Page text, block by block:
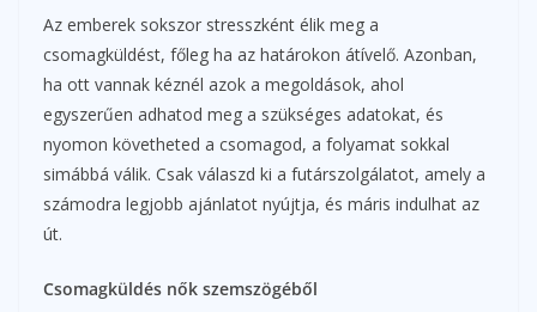
Az emberek sokszor stresszként élik meg a
csomagküldést, főleg ha az határokon átívelő. Azonban,
ha ott vannak kéznél azok a megoldások, ahol
egyszerűen adhatod meg a szükséges adatokat, és
nyomon követheted a csomagod, a folyamat sokkal
simábbá válik. Csak válaszd ki a futárszolgálatot, amely a
számodra legjobb ajánlatot nyújtja, és máris indulhat az
út.
Csomagküldés nők szemszögéből